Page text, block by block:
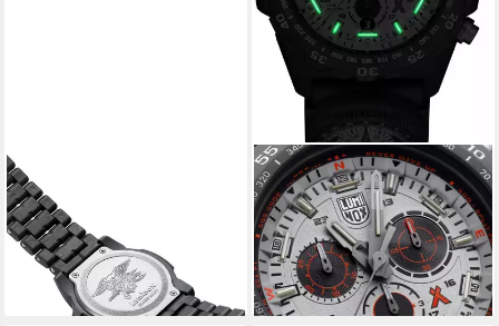
LUMINOX
Taucheruhr XS.3510,
Herrenuhr Navy Seal Schwarz
525,00 €
lieferbar - in 2-3 Werktagen bei dir
LUMINOX
Taucheruhr BEAR GRYLLS
SURVIVAL 3740 MASTER
SERIES Herrenchronograph
845,00 €
lieferbar - in 2-3 Werktagen bei dir